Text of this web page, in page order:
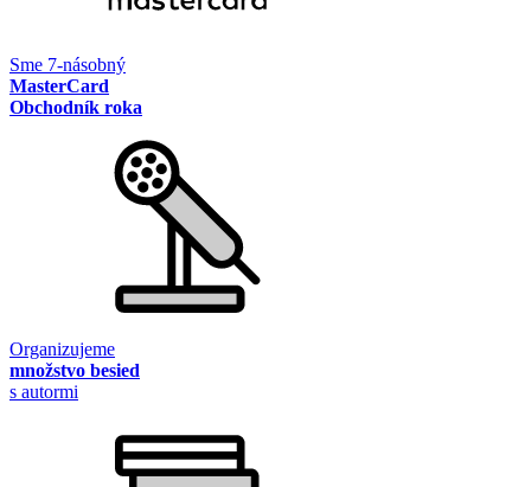
Sme 7-násobný
MasterCard
Obchodník roka
Organizujeme
množstvo besied
s autormi